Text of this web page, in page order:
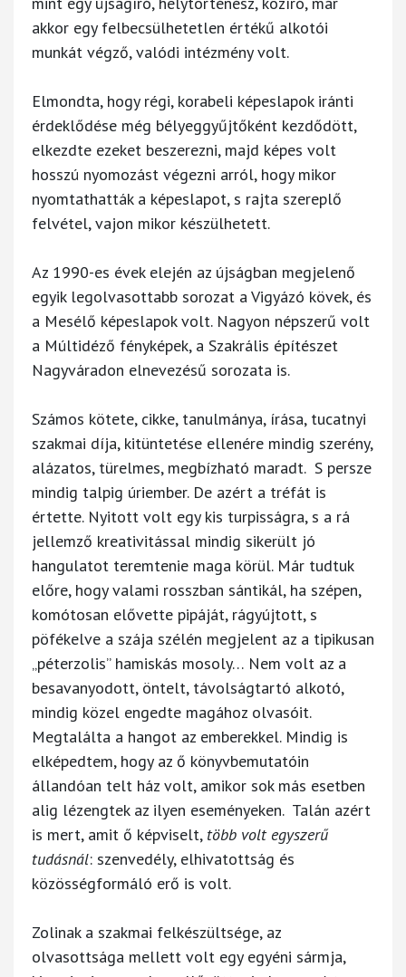
akkor egy felbecsülhetetlen értékű alkotói
munkát végző, valódi intézmény volt.
Elmondta, hogy régi, korabeli képeslapok iránti
érdeklődése még bélyeggyűjtőként kezdődött,
elkezdte ezeket beszerezni, majd képes volt
hosszú nyomozást végezni arról, hogy mikor
nyomtathatták a képeslapot, s rajta szereplő
felvétel, vajon mikor készülhetett.
Az 1990-es évek elején az újságban megjelenő
egyik legolvasottabb sorozat a Vigyázó kövek, és
a Mesélő képeslapok volt. Nagyon népszerű volt
a Múltidéző fényképek, a Szakrális építészet
Nagyváradon elnevezésű sorozata is.
Számos kötete, cikke, tanulmánya, írása, tucatnyi
szakmai díja, kitüntetése ellenére mindig szerény,
alázatos, türelmes, megbízható maradt. S persze
mindig talpig úriember. De azért a tréfát is
értette. Nyitott volt egy kis turpisságra, s a rá
jellemző kreativitással mindig sikerült jó
hangulatot teremtenie maga körül. Már tudtuk
előre, hogy valami rosszban sántikál, ha szépen,
komótosan elővette pipáját, rágyújtott, s
pöfékelve a szája szélén megjelent az a tipikusan
„péterzolis” hamiskás mosoly… Nem volt az a
besavanyodott, öntelt, távolságtartó alkotó,
mindig közel engedte magához olvasóit.
Megtalálta a hangot az emberekkel. Mindig is
elképedtem, hogy az ő könyvbemutatóin
állandóan telt ház volt, amikor sok más esetben
alig lézengtek az ilyen eseményeken. Talán azért
is mert, amit ő képviselt, több volt egyszerű
tudásnál: szenvedély, elhivatottság és
közösségformáló erő is volt.
Zolinak a szakmai felkészültsége, az
olvasottsága mellett volt egy egyéni sármja,